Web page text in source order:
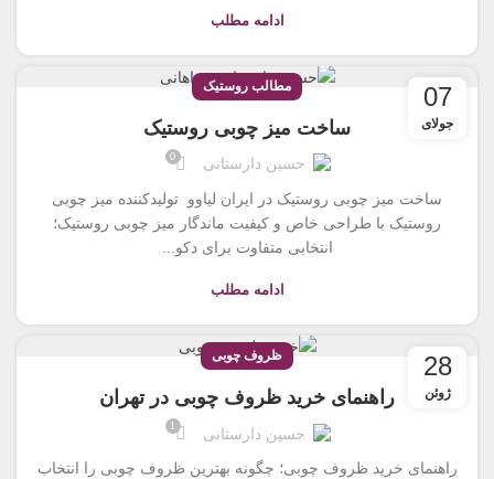
ادامه مطلب
07
جولای
مطالب روستیک
ساخت میز چوبی روستیک
حسین دارستانی 0
ساخت میز چوبی روستیک در ایران لیاوو تولیدکننده میز چوبی
روستیک با طراحی خاص و کیفیت ماندگار میز چوبی روستیک؛
انتخابی متفاوت برای دکو...
ادامه مطلب
28
ژوئن
ظروف چوبی
راهنمای خرید ظروف چوبی در تهران
حسین دارستانی 1
راهنمای خرید ظروف چوبی؛ چگونه بهترین ظروف چوبی را انتخاب